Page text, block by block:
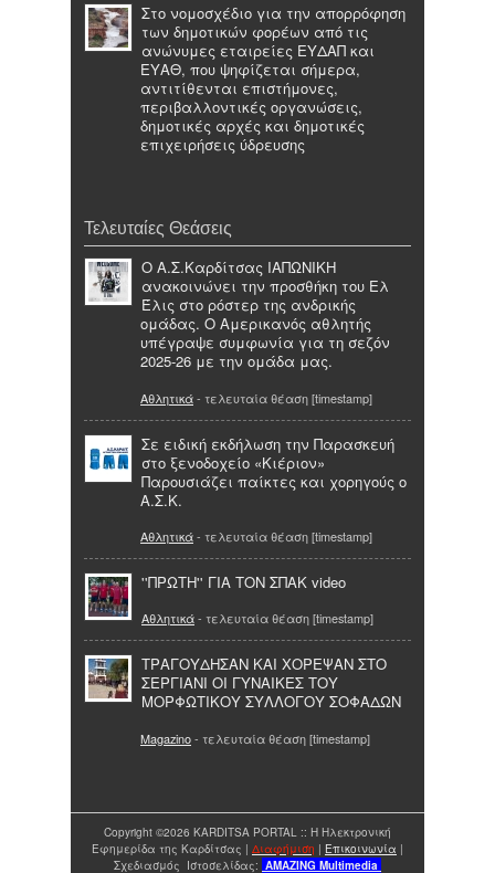
Στο νομοσχέδιο για την απορρόφηση
των δημοτικών φορέων από τις
ανώνυμες εταιρείες ΕΥΔΑΠ και
ΕΥΑΘ, που ψηφίζεται σήμερα,
αντιτίθενται επιστήμονες,
περιβαλλοντικές οργανώσεις,
δημοτικές αρχές και δημοτικές
επιχειρήσεις ύδρευσης
Τελευταίες Θεάσεις
Ο Α.Σ.Καρδίτσας ΙΑΠΩΝΙΚΗ
ανακοινώνει την προσθήκη του Ελ
Έλις στο ρόστερ της ανδρικής
ομάδας. Ο Αμερικανός αθλητής
υπέγραψε συμφωνία για τη σεζόν
2025-26 με την ομάδα μας.
Αθλητικά- τελευταία θέαση [timestamp]
Σε ειδική εκδήλωση την Παρασκευή
στο ξενοδοχείο «Κιέριον»
Παρουσιάζει παίκτες και χορηγούς ο
Α.Σ.Κ.
Αθλητικά- τελευταία θέαση [timestamp]
''ΠΡΩΤΗ'' ΓΙΑ ΤΟΝ ΣΠΑΚ video
Αθλητικά- τελευταία θέαση [timestamp]
ΤΡΑΓΟΥΔΗΣΑΝ ΚΑΙ ΧΟΡΕΨΑΝ ΣΤΟ
ΣΕΡΓΙΑΝΙ ΟΙ ΓΥΝΑΙΚΕΣ ΤΟΥ
ΜΟΡΦΩΤΙΚΟΥ ΣΥΛΛΟΓΟΥ ΣΟΦΑΔΩΝ
Magazino- τελευταία θέαση [timestamp]
Copyright ©2026 KARDITSA PORTAL :: Η Ηλεκτρονική
Εφημερίδα της Καρδίτσας | Διαφήμιση | Επικοινωνία |
Σχεδιασμός Ιστοσελίδας: AMAZING Multimedia